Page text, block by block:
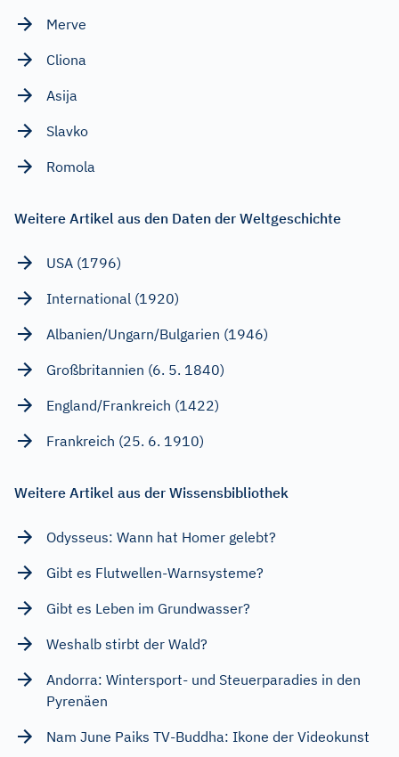
Merve
Cliona
Asija
Slavko
Romola
Weitere Artikel aus den Daten der Weltgeschichte
USA (1796)
International (1920)
Albanien/Ungarn/Bulgarien (1946)
Großbritannien (6. 5. 1840)
England/Frankreich (1422)
Frankreich (25. 6. 1910)
Weitere Artikel aus der Wissensbibliothek
Odysseus: Wann hat Homer gelebt?
Gibt es Flutwellen-Warnsysteme?
Gibt es Leben im Grundwasser?
Weshalb stirbt der Wald?
Andorra: Wintersport- und Steuerparadies in den
Pyrenäen
Nam June Paiks TV-Buddha: Ikone der Videokunst